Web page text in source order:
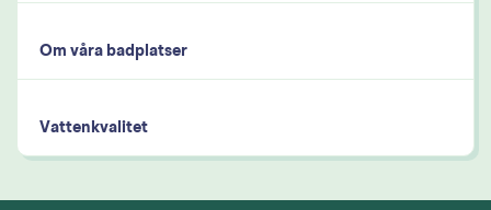
Om våra badplatser
Vattenkvalitet